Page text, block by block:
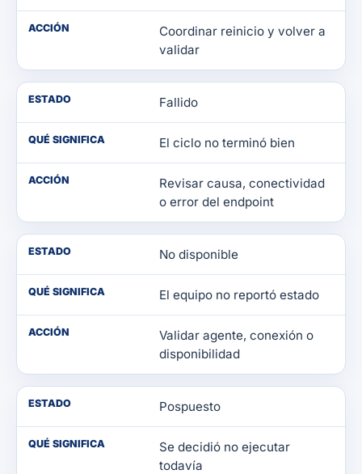
ACCIÓN
Coordinar reinicio y volver a
validar
ESTADO Fallido
QUÉ SIGNIFICA El ciclo no terminó bien
ACCIÓN
Revisar causa, conectividad
o error del endpoint
ESTADO No disponible
QUÉ SIGNIFICA El equipo no reportó estado
ACCIÓN
Validar agente, conexión o
disponibilidad
ESTADO Pospuesto
QUÉ SIGNIFICA
Se decidió no ejecutar
todavía